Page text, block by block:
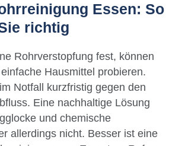
Essen: So
richtig
Rohrverstopfung fest, können
Hausmittel probieren.
Notfall kurzfristig gegen den
Eine nachhaltige Lösung
und chemische
allerdings nicht. Besser ist eine